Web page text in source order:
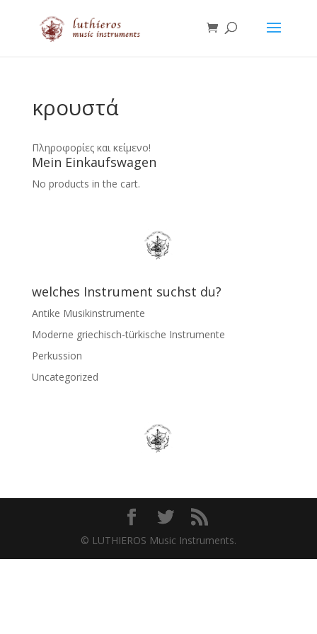
κρουστά
Πληροφορίες και κείμενο!
Mein Einkaufswagen
No products in the cart.
welches Instrument suchst du?
Antike Musikinstrumente
Moderne griechisch-türkische Instrumente
Perkussion
Uncategorized
© LUTHIEROS Music Instruments.